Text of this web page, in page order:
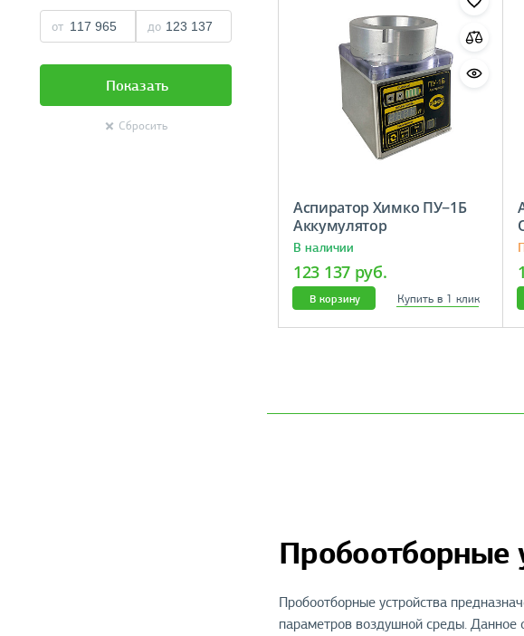
от до
Показать
Сбросить
Аспиратор Химко ПУ−1Б
Аккумулятор
В наличии
123 137 руб.
В корзину Купить в 1 клик
Пробоотборные
Пробоотборные устройства
параметров воздушной среды. Данное